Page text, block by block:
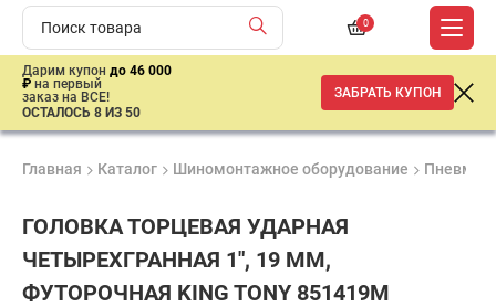
0
Дарим купон до 46 000
₽ на первый
заказ на ВСЕ!
ОСТАЛОСЬ 8 ИЗ 50
ЗАБРАТЬ КУПОН
Главная Каталог Шиномонтажное оборудование
ГОЛОВКА ТОРЦЕВАЯ УДАРНАЯ
ЧЕТЫРЕХГРАННАЯ 1", 19 ММ,
ФУТОРОЧНАЯ KING TONY 851419M